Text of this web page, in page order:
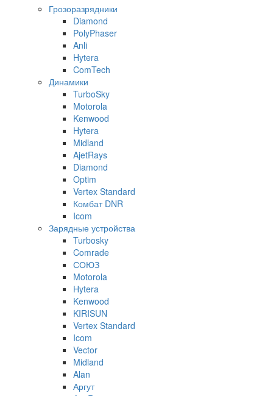
Грозоразрядники
Diamond
PolyPhaser
Anli
Hytera
ComTech
Динамики
TurboSky
Motorola
Kenwood
Hytera
Midland
AjetRays
Diamond
Optim
Vertex Standard
Комбат DNR
Icom
Зарядные устройства
Turbosky
Comrade
СОЮЗ
Motorola
Hytera
Kenwood
KIRISUN
Vertex Standard
Icom
Vector
Midland
Alan
Аргут